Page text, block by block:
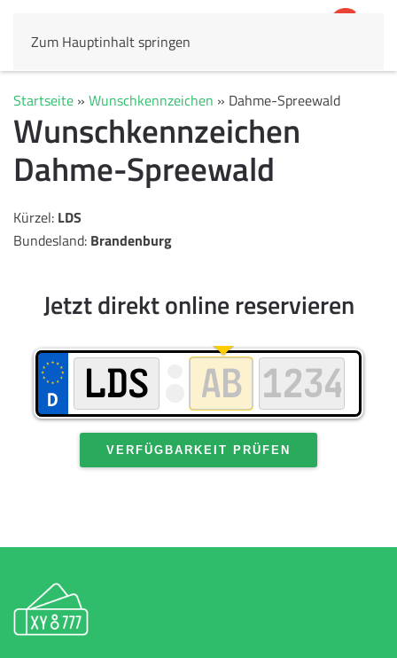
Zum Hauptinhalt springen
Startseite » Wunschkennzeichen » Dahme-Spreewald
Wunschkennzeichen
Dahme-Spreewald
Kürzel: LDS
Bundesland: Brandenburg
Jetzt direkt online reservieren
VERFÜGBARKEIT PRÜFEN